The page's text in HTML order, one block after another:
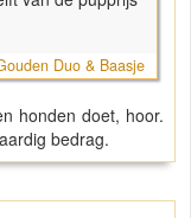
Duo & Baasje
honden doet, hoor.
bedrag.